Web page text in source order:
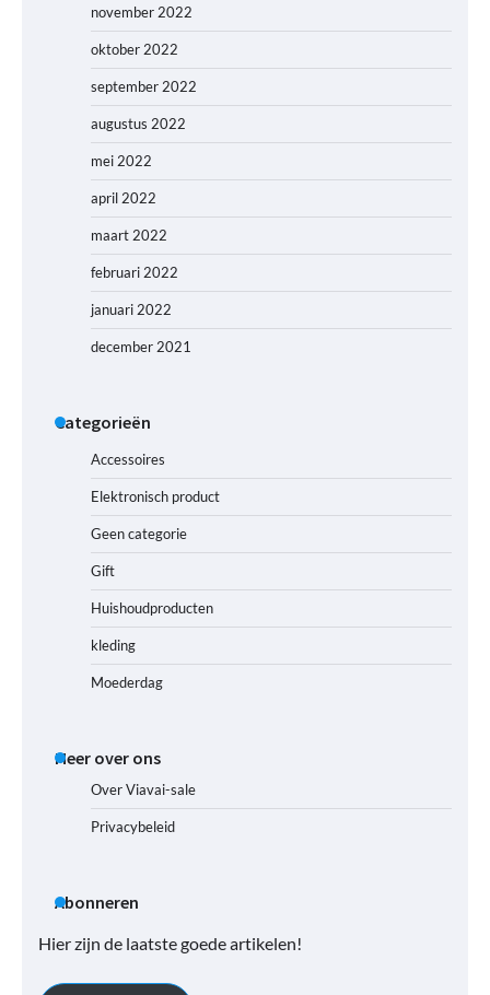
november 2022
oktober 2022
september 2022
augustus 2022
mei 2022
april 2022
maart 2022
februari 2022
januari 2022
december 2021
Categorieën
Accessoires
Elektronisch product
Geen categorie
Gift
Huishoudproducten
kleding
Moederdag
Meer over ons
Over Viavai-sale
Privacybeleid
Abonneren
Hier zijn de laatste goede artikelen!